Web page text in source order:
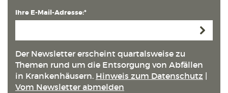
Ihre E-Mail-Adresse:*
Der Newsletter erscheint quartals­weise zu
Themen rund um die Entsorgung von Abfällen
in Kranken­häusern. Hinweis zum Datenschutz
Vom Newsletter abmelden